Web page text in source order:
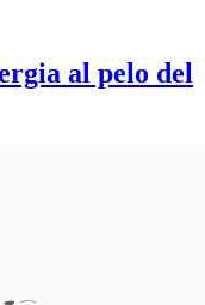
al pelo del